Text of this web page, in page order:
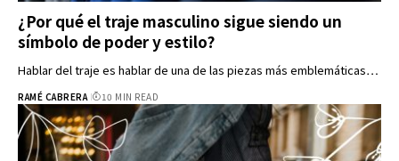
¿Por qué el traje masculino sigue siendo un
símbolo de poder y estilo?
Hablar del traje es hablar de una de las piezas más emblemáticas…
RAMÉ CABRERA 10 MIN READ